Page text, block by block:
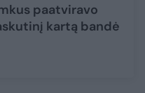
paatviravo
kartą bandė